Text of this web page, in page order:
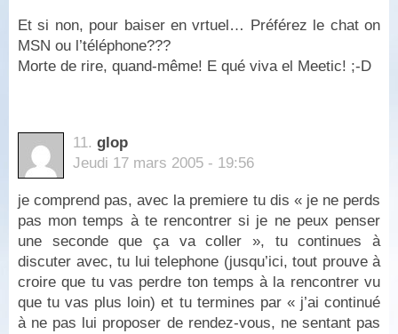
Et si non, pour baiser en vrtuel… Préférez le chat on
MSN ou l’téléphone???
Morte de rire, quand-même! E qué viva el Meetic! ;-D
11. glop
Jeudi 17 mars 2005 - 19:56
je comprend pas, avec la premiere tu dis « je ne perds
pas mon temps à te rencontrer si je ne peux penser
une seconde que ça va coller », tu continues à
discuter avec, tu lui telephone (jusqu’ici, tout prouve à
croire que tu vas perdre ton temps à la rencontrer vu
que tu vas plus loin) et tu termines par « j’ai continué
à ne pas lui proposer de rendez-vous, ne sentant pas